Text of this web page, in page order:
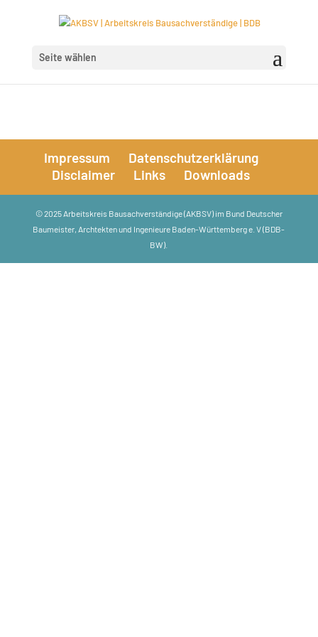
Seite wählen
Impressum
Datenschutzerklärung
Disclaimer
Links Downloads
© 2025 Arbeitskreis Bausachverständige (AKBSV) im Bund Deutscher
Baumeister, Archtekten und Ingenieure Baden-Württemberg e. V (BDB-
BW).